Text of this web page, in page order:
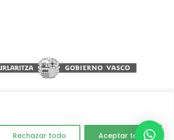
Rechazar todo Aceptar todo